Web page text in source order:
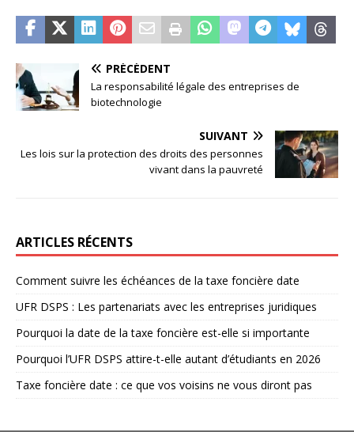
PRÉCÉDENT
La responsabilité légale des entreprises de
biotechnologie
SUIVANT
Les lois sur la protection des droits des personnes
vivant dans la pauvreté
ARTICLES RÉCENTS
Comment suivre les échéances de la taxe foncière date
UFR DSPS : Les partenariats avec les entreprises juridiques
Pourquoi la date de la taxe foncière est-elle si importante
Pourquoi l’UFR DSPS attire-t-elle autant d’étudiants en 2026
Taxe foncière date : ce que vos voisins ne vous diront pas